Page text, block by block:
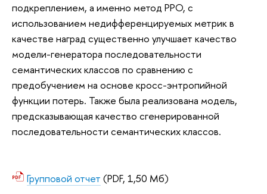
подкреплением, а именно метод PPO, с
использованием недифференцируемых метрик в
качестве наград существенно улучшает качество
модели-генератора последовательности
семантических классов по сравнению с
предобучением на основе кросс-энтропийной
функции потерь. Также была реализована модель,
предсказывающая качество сгенерированной
последовательности семантических классов.
Групповой отчет (PDF, 1,50 Мб)